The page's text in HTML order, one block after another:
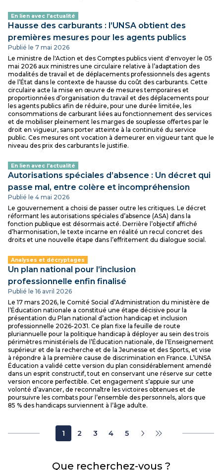
En lien avec l'actualité
Hausse des carburants : l’UNSA obtient des
premières mesures pour les agents publics
Publié le 7 mai 2026
Le ministre de l'Action et des Comptes publics vient d'envoyer le 05
mai 2026 aux ministres une circulaire relative à l’adaptation des
modalités de travail et de déplacements professionnels des agents
de l’État dans le contexte de hausse du coût des carburants. Cette
circulaire acte la mise en œuvre de mesures temporaires et
proportionnées d’organisation du travail et des déplacements pour
les agents publics afin de réduire, pour une durée limitée, les
consommations de carburant liées au fonctionnement des services
et de mobiliser pleinement les marges de souplesse offertes par le
droit en vigueur, sans porter atteinte à la continuité du service
public. Ces mesures ont vocation à demeurer en vigueur tant que le
niveau des prix des carburants le justifie.
En lien avec l'actualité
Autorisations spéciales d’absence : Un décret qui
passe mal, entre colère et incompréhension
Publié le 4 mai 2026
Le gouvernement a choisi de passer outre les critiques. Le décret
réformant les autorisations spéciales d’absence (ASA) dans la
fonction publique est désormais acté. Derrière l’objectif affiché
d’harmonisation, le texte incarne en réalité un recul concret des
droits et une nouvelle étape dans l’effritement du dialogue social.
Analyses et décryptages
Un plan national pour l’inclusion
professionnelle enfin finalisé
Publié le 16 avril 2026
Le 17 mars 2026, le Comité Social d’Administration du ministère de
l’Éducation nationale a constitué une étape décisive pour la
présentation du Plan national d’action handicap et inclusion
professionnelle 2026-2031. Ce plan fixe la feuille de route
pluriannuelle pour la politique handicap à déployer au sein des trois
périmètres ministériels de l’Éducation nationale, de l’Enseignement
supérieur et de la recherche et de la Jeunesse et des Sports, et vise
à répondre à la première cause de discrimination en France. L’UNSA
Éducation a validé cette version du plan considérablement amendé
dans un esprit constructif, tout en conservant une réserve sur cette
version encore perfectible. Cet engagement s’appuie sur une
volonté d’avancer, de reconnaître les victoires obtenues et de
poursuivre les combats pour l’ensemble des personnels, alors que
85 % des handicaps surviennent à l’âge adulte.
1 2 3 4 5
Que recherchez-vous ?